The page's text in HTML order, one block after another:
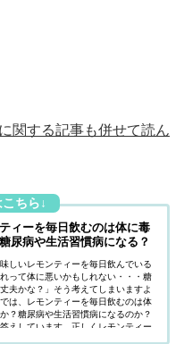
関する記事も併せて読ん
ィーを毎日飲むのは体に毒
尿病や生活習慣病になる？
しいレモンティーを毎日飲んでいる
って体に悪いかもしれない・・・糖
夫かな？」そう考えてしまいますよ
は、レモンティーを毎日飲むのは体
？糖尿病や生活習慣病になるのか？
えしています。正しくレモンティー